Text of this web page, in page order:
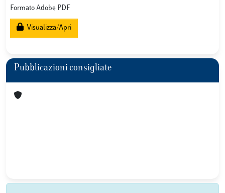
Formato Adobe PDF
Visualizza/Apri
Pubblicazioni consigliate